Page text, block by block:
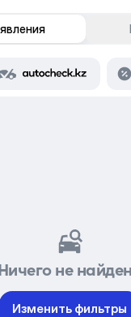
не
Изменить фильтры